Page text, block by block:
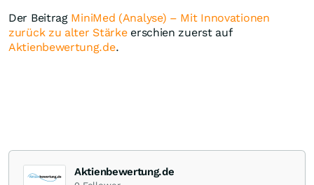
Der Beitrag MiniMed (Analyse) – Mit Innovationen
zurück zu alter Stärkeerschien zuerst auf
Aktienbewertung.de.
Aktienbewertung.de